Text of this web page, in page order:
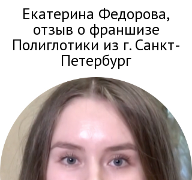
Екатерина Федорова,
отзыв о франшизе
Полиглотики из г. Санкт-
Петербург